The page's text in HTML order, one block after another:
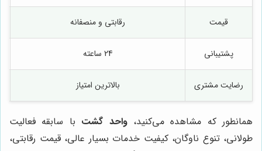
قیمت رقابتی و منصفانه
پشتیبانی 24 ساعته
رضایت مشتری بالاترین امتیاز
همانطور که مشاهده می‌کنید،واحد گشت با سابقه فعالیت
طولانی، تنوع ناوگان، کیفیت خدمات بسیار عالی، قیمت رقابتی،